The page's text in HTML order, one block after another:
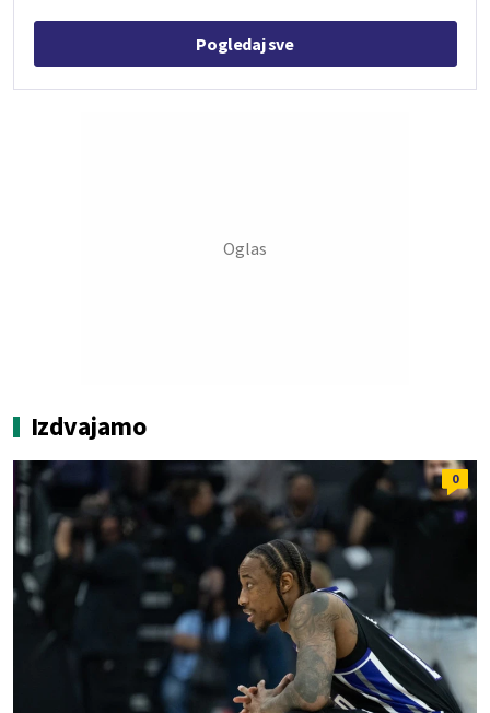
Pogledaj sve
Izdvajamo
0